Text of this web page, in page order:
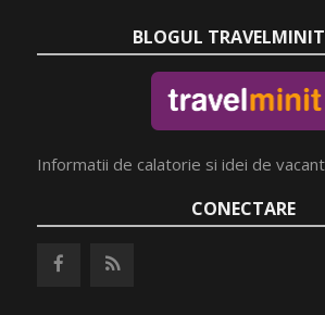
BLOGUL
Informatii de calatorie si idei de
CONECTARE